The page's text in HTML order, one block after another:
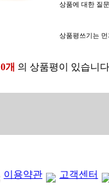
상품에 대한 질
상품평쓰기는
0개 의 상품평이 있습니
이용약관 고객센터